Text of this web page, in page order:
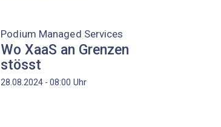
Podium Managed Services
Wo XaaS an Grenzen
stösst
28.08.2024 - 08:00 Uhr